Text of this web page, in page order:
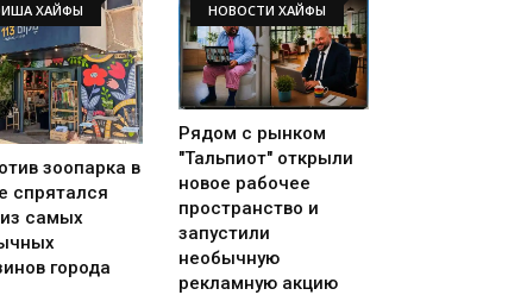
ХАЙФЫ
зоопарка в
спрятался
самых
города
НОВОСТИ ХАЙФЫ
Рядом с рынком
"Тальпиот" открыли
новое рабочее
пространство и
запустили
необычную
рекламную акцию